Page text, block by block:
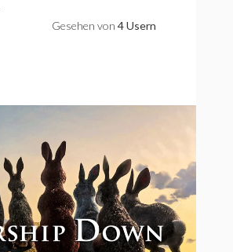
Gesehen von 4 Usern